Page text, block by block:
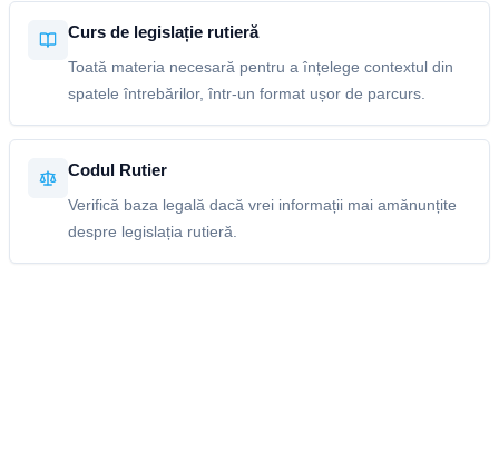
Curs de legislație rutieră
Toată materia necesară pentru a înțelege contextul din
spatele întrebărilor, într-un format ușor de parcurs.
Codul Rutier
Verifică baza legală dacă vrei informații mai amănunțite
despre legislația rutieră.